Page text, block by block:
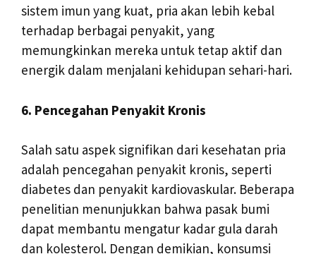
sistem imun yang kuat, pria akan lebih kebal
terhadap berbagai penyakit, yang
memungkinkan mereka untuk tetap aktif dan
energik dalam menjalani kehidupan sehari-hari.
6. Pencegahan Penyakit Kronis
Salah satu aspek signifikan dari kesehatan pria
adalah pencegahan penyakit kronis, seperti
diabetes dan penyakit kardiovaskular. Beberapa
penelitian menunjukkan bahwa pasak bumi
dapat membantu mengatur kadar gula darah
dan kolesterol. Dengan demikian, konsumsi